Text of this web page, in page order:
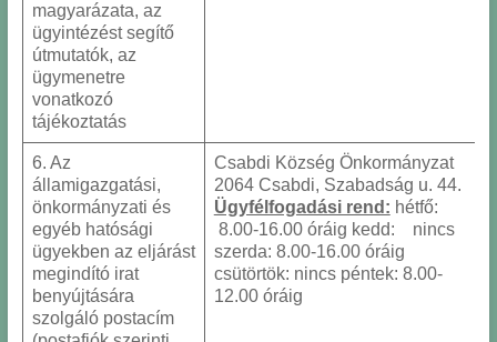
magyarázata, az
ügyintézést segítő
útmutatók, az
ügymenetre
vonatkozó
tájékoztatás
6. Az
államigazgatási,
önkormányzati és
egyéb hatósági
ügyekben az eljárást
megindító irat
benyújtására
szolgáló postacím
Csabdi Község Önkormányzat
2064 Csabdi, Szabadság u. 44.
Ügyfélfogadási rend: hétfő:
8.00-16.00 óráig kedd: nincs
szerda: 8.00-16.00 óráig
csütörtök: nincs péntek: 8.00-
12.00 óráig